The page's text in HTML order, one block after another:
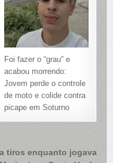
Foi fazer o “grau” e
acabou morrendo:
Jovem perde o controle
de moto e colide contra
picape em Soturno
tiros enquanto jogava